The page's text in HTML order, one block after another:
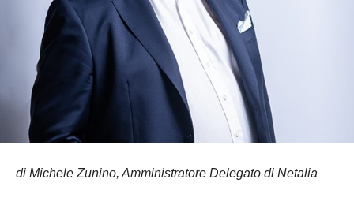
di Michele Zunino, Amministratore Delegato di Netalia